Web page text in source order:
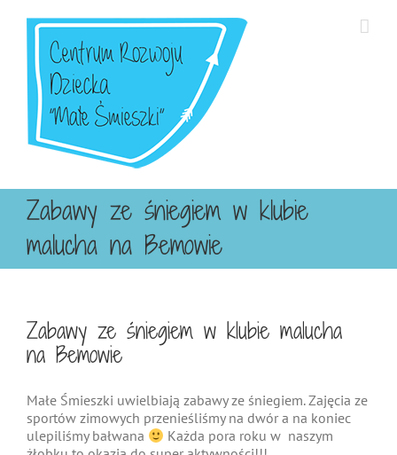
zawartości
Zabawy ze śniegiem w klubie
malucha na Bemowie
Zabawy ze śniegiem w klubie malucha
na Bemowie
Małe Śmieszki uwielbiają zabawy ze śniegiem. Zajęcia ze
sportów zimowych przenieśliśmy na dwór a na koniec
ulepiliśmy bałwana
Każda pora roku w naszym